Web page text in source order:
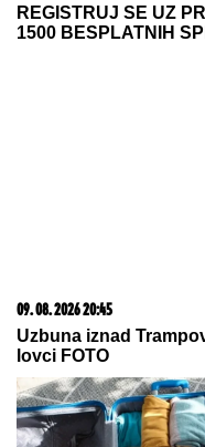
REGISTRUJ SE UZ
1500 BESPLATNIH
09. 08. 2026 20:45
Uzbuna iznad
lovci FOTO